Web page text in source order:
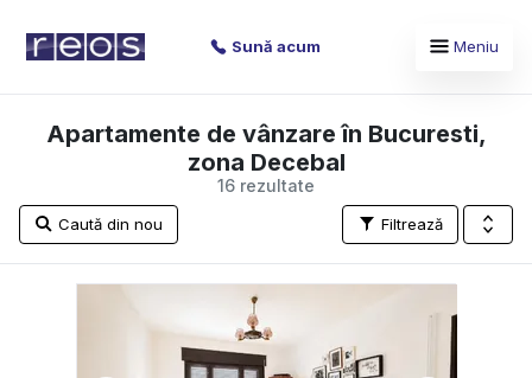
Sună acum Meniu
16 rezultate
Apartamente de vânzare în Bucuresti,
zona Decebal
Filtrează
Caută din nou